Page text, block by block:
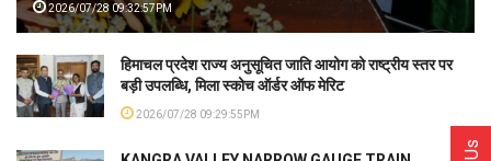
2026/07/28 09:32:57PM
हिमाचल प्रदेश राज्य अनुसूचित जाति आयोग को राष्ट्रीय स्तर पर
बड़ी उपलब्धि, मिला स्कोच ऑर्डर ऑफ मेरिट
2026/07/28 09:29:55PM